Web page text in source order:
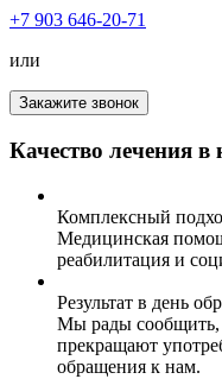
+7 903 646-20-71
или
Закажите звонок
Качество лечения в
Комплексный
Медицинская
реабилитация и
Результат в день
Мы рады сообщить,
прекращают
обращения к нам.